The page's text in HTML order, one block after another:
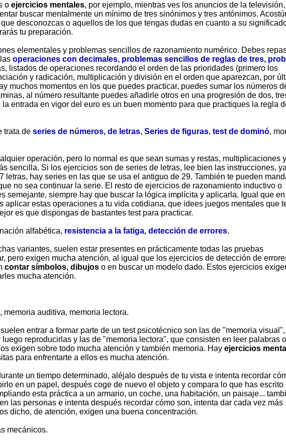
o ejercicios mentales, por ejemplo, mientras ves los anuncios de la televisión,
buscar mentalmente un mínimo de tres sinónimos y tres antónimos.
desconozcas o aquellos de los que tengas dudas en cuanto a su
tu preparación.
elementales y problemas sencillos de razonamiento numérico. Debes
operaciones con decimales, problemas sencillos de reglas de tres,
listados de operaciones recordando el orden de las prioridades (primero los
y radicación, multiplicación y división en el orden que aparezcan, por
muchos momentos en los que puedes practicar, puedes sumar los números
al número resultante puedes añadirle otros en una progresión de dos,
entrada en vigor del euro es un buen momento para que practiques la regla
trata de series de números, de letras, Series de figuras, test de dominó,
operación, pero lo normal es que sean sumas y restas, multiplicaciones y
sencilla. Si los ejercicios son de series de letras, lee bien las instrucciones,
hay series en las que se usa el antiguo de 29. También te pueden
no sea continuar la serie. El resto de ejercicios de razonamiento inductivo o
semejante, siempre hay que buscar la lógica implícita y aplicarla. Igual que
aplicar estas operaciones a tu vida cotidiana, que idees juegos mentales que
es que dispongas de bastantes test para practicar.
alfabética, resistencia a la fatiga, detección de errores.
variantes, suelen estar presentes en prácticamente todas las pruebas
pero exigen mucha atención, al igual que los ejercicios de detección de
contar símbolos, dibujos o en buscar un modelo dado. Estos ejercicios
mucha atención.
, memoria auditiva, memoria lectora.
entrar a formar parte de un test psicotécnico son las de "memoria
luego reproducirlas y las de "memoria lectora", que consisten en leer palabras o
exigen sobre todo mucha atención y también memoria. Hay ejercicios
para enfrentarte a ellos es mucha atención.
un tiempo determinado, aléjalo después de tu vista e intenta recordar
en un papel, después coge de nuevo el objeto y compara lo que has escrito
esta práctica a un armario, un coche, una habitación, un paisaje...
las personas e intenta después recordar cómo son, intenta dar cada vez más
dicho, de atención, exigen una buena concentración.
mecánicos.